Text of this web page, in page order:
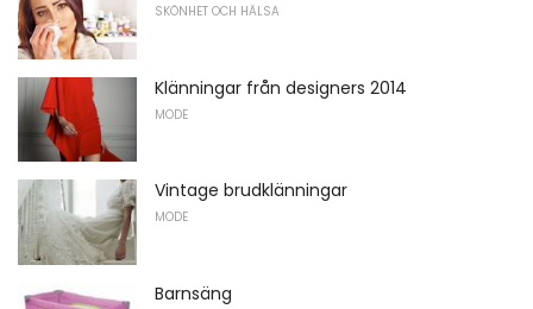
SKÖNHET OCH HÄLSA
Klänningar från designers 2014
MODE
Vintage brudklänningar
MODE
Barnsäng